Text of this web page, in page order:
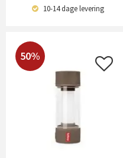
10-14 dagelevering
50%